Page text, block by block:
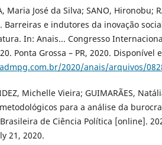
Maria José da Silva; SANO, Hironobu;
Barreiras e indutores da inovação
In: Anais... Congresso
Ponta Grossa – PR, 2020. Disponível
2020/anais/arquivos/
Michelle Vieira; GUIMARÃES,
para a análise da
de Ciência Política [online].
21, 2020.